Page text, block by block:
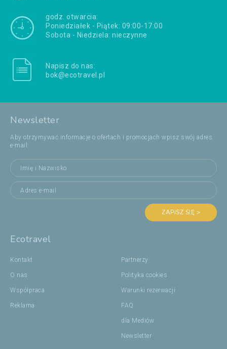
godz. otwarcia:
Poniedziałek - Piątek: 09:00-17:00
Sobota - Niedziela: nieczynne
Napisz do nas:
bok@ecotravel.pl
Newsletter
Aby otrzymywać informacje o ofertach i promocjach wpisz swój adres
e-mail:
ZAPISZ SIĘ >
Ecotravel
Kontakt
O nas
Współpraca
Reklama
Partnerzy
Polityka cookies
Warunki rezerwacji
FAQ
dla Mediów
Newsletter